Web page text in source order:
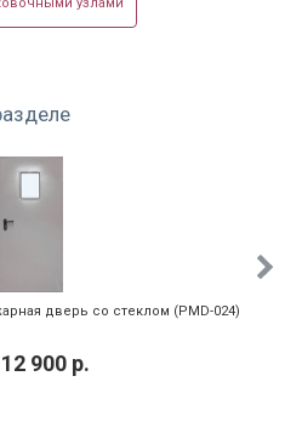
узлами
дверь со стеклом (PMD-024)
12 900 р.